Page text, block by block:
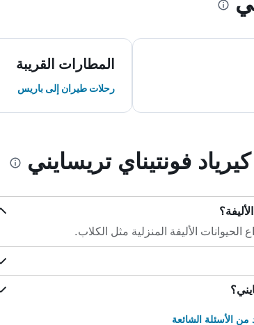
المطارات القريبة
رحلات طيران إلى باريس
فونتيناي تريسايني
الأليفة المنزلية مثل الكلاب.
الأسئلة الشائعة